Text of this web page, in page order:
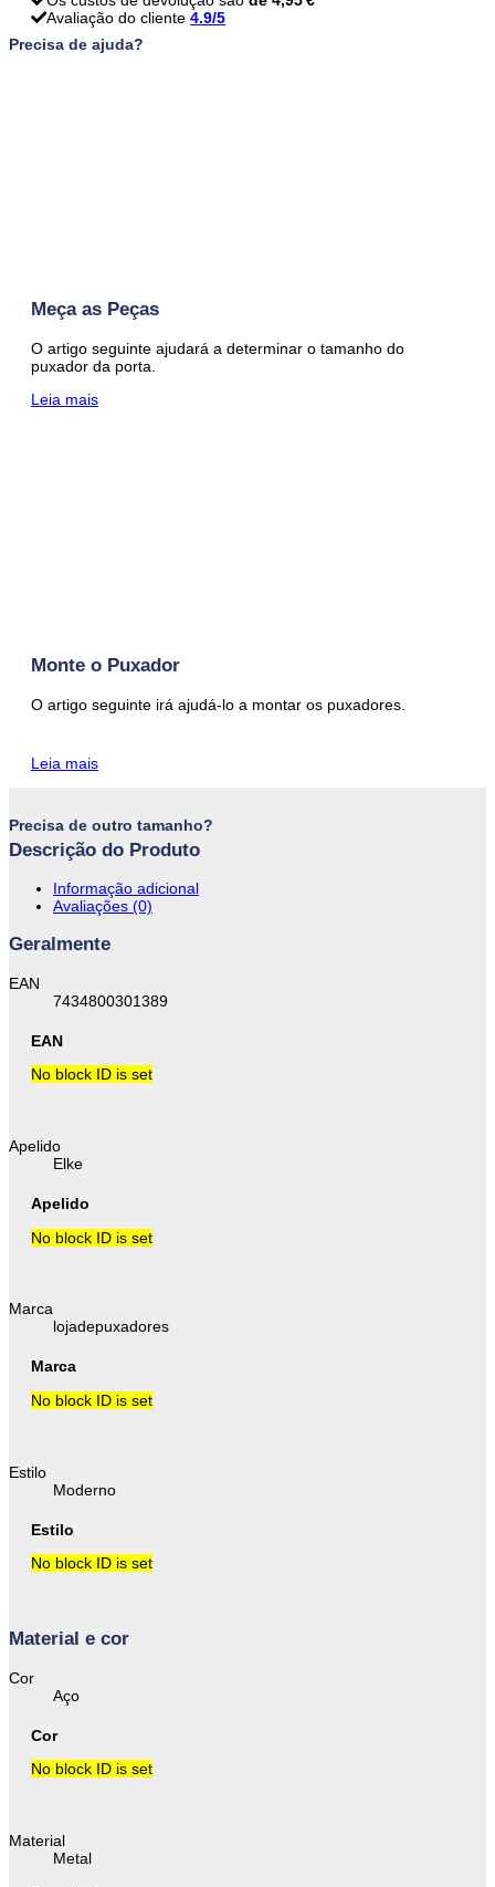
Avaliação do cliente 4.9/5
Precisa de ajuda?
Meça as Peças
O artigo seguinte ajudará a determinar o tamanho do
puxador da porta.
Leia mais
Monte o Puxador
O artigo seguinte irá ajudá-lo a montar os puxadores.
Leia mais
Precisa de outro tamanho?
Descrição do Produto
Informação adicional
Avaliações (0)
Geralmente
EAN
7434800301389
EAN
No block ID is set
Apelido
Elke
Apelido
No block ID is set
Marca
lojadepuxadores
Marca
No block ID is set
Estilo
Moderno
Estilo
No block ID is set
Material e cor
Cor
Aço
Cor
No block ID is set
Material
Metal